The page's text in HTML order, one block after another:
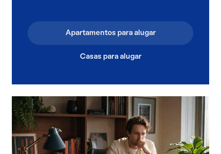
Apartamentos para alugar
Casas para alugar